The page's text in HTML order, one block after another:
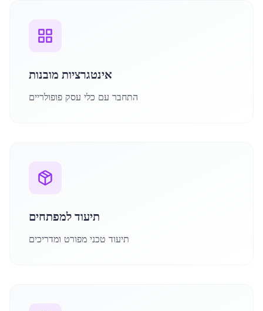
אינטגרציות מובנות
התחבר עם כלי עסק פופולריים
תיעוד למפתחים
תיעוד טכני מפורט ומדריכים